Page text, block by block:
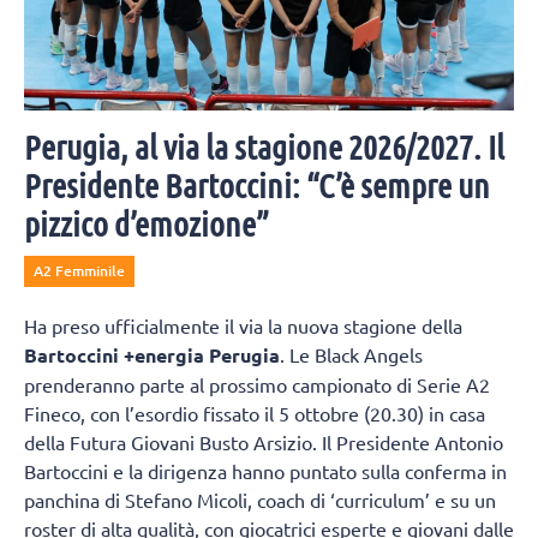
Perugia, al via la stagione 2026/2027. Il
Presidente Bartoccini: “C’è sempre un
pizzico d’emozione”
A2 Femminile
Ha preso ufficialmente il via la nuova stagione della
Bartoccini +energia Perugia . Le Black Angels
prenderanno parte al prossimo campionato di Serie A2
Fineco, con l’esordio fissato il 5 ottobre (20.30) in casa
della Futura Giovani Busto Arsizio. Il Presidente Antonio
Bartoccini e la dirigenza hanno puntato sulla conferma in
panchina di Stefano Micoli, coach di ‘curriculum’ e su un
roster di alta qualità, con giocatrici esperte e giovani dalle